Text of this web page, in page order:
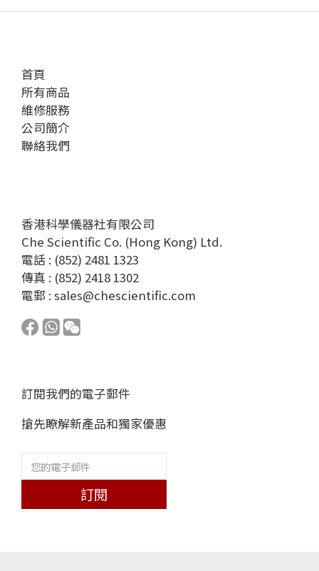
首頁
所有商品
維修服務
公司簡介
聯絡我們
香港科學儀器社有限公司
Che Scientific Co. (Hong Kong) Ltd.
電話 : (852) 2481 1323
傳真 : (852) 2418 1302
電郵 : sales@chescientific.com
訂閱我們的電子郵件
搶先瞭解新產品和獨家優惠
訂閱